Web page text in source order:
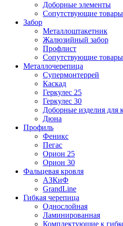
Доборные элементы
Сопутствующие товары
Забор
Металлоштакетник
Жалюзийный забор
Профлист
Сопутствующие товары
Металлочерепица
Супермонтеррей
Каскад
Геркулес 25
Геркулес 30
Доборные изделия для
Дюна
Профиль
Феникс
Пегас
Орион 25
Орион 30
Фальцевая кровля
АЗКиФ
GrandLine
Гибкая черепица
Однослойная
Ламинированная
Комплектующие к